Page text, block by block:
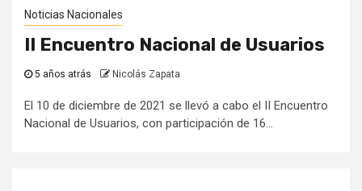
Noticias Nacionales
II Encuentro Nacional de Usuarios
5 años atrás Nicolás Zapata
El 10 de diciembre de 2021 se llevó a cabo el II Encuentro
Nacional de Usuarios, con participación de 16...